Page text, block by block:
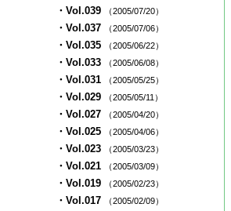
・Vol.039 （2005/07/20）
・Vol.037 （2005/07/06）
・Vol.035 （2005/06/22）
・Vol.033 （2005/06/08）
・Vol.031 （2005/05/25）
・Vol.029 （2005/05/11）
・Vol.027 （2005/04/20）
・Vol.025 （2005/04/06）
・Vol.023 （2005/03/23）
・Vol.021 （2005/03/09）
・Vol.019 （2005/02/23）
・Vol.017 （2005/02/09）